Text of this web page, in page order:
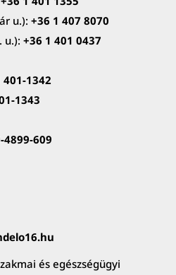
u.): +36 1 407 8070
u.): +36 1 401 0437
401-1342
1343
4899-609
és egészségügyi